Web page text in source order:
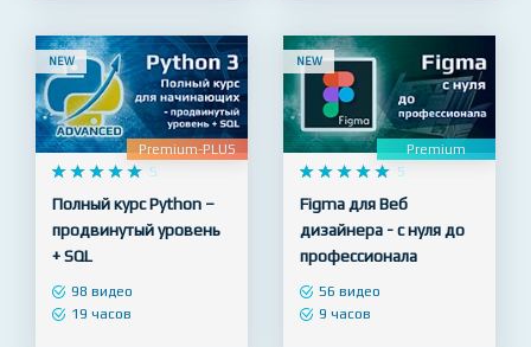
NEW
Premium-PLUS
    
     5
продвинутый уровень
+ SQL
NEW
    
     5
Figma для Веб
дизайнера - с нуля до
профессионала